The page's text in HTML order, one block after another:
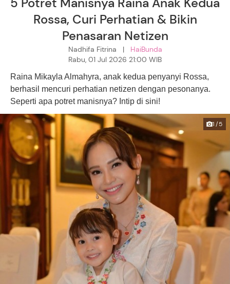
Rossa, Curi Perhatian & Bikin
Penasaran Netizen
Nadhifa Fitrina | HaiBunda
Rabu, 01 Jul 2026 21:00 WIB
Raina Mikayla Almahyra, anak kedua penyanyi Rossa,
berhasil mencuri perhatian netizen dengan pesonanya.
Seperti apa potret manisnya? Intip di sini!
1/5